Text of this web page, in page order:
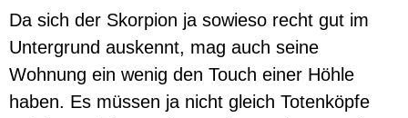
Da sich der Skorpion ja sowieso recht gut im
Untergrund auskennt, mag auch seine
Wohnung ein wenig den Touch einer Höhle
haben. Es müssen ja nicht gleich Totenköpfe